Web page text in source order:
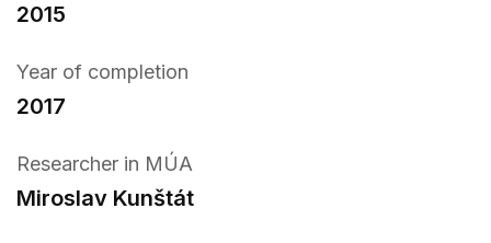
2015
Year of completion
2017
Researcher in MÚA
Miroslav Kunštát